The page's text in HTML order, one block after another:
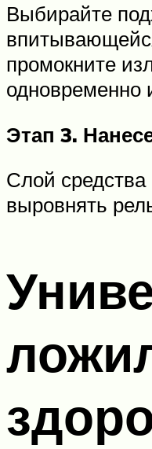
Выбирайте
промокните
одновременно
Этап 3.
Слой
выровнять